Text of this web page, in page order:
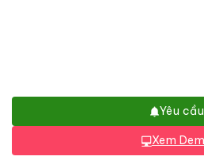
Yêu cầu
Xem